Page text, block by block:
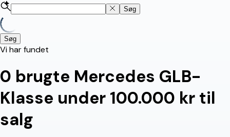
Søg
Søg
Vi har fundet
0 brugte Mercedes GLB-
Klasse under 100.000 kr til
salg